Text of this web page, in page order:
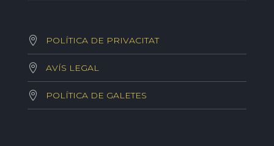
POLÍTICA DE PRIVACITAT
AVÍS LEGAL
POLÍTICA DE GALETES